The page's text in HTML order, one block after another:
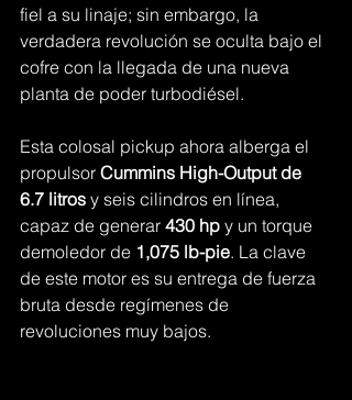
fiel a su linaje; sin embargo, la
verdadera revolución se oculta bajo el
cofre con la llegada de una nueva
planta de poder turbodiésel.
Esta colosal pickup ahora alberga el
propulsor Cummins High-Output de
6.7 litros y seis cilindros en línea,
capaz de generar 430 hp y un torque
demoledor de 1,075 lb-pie. La clave
de este motor es su entrega de fuerza
bruta desde regímenes de
revoluciones muy bajos.